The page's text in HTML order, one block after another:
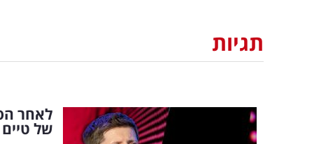
תגיות
לאחר
של טיים